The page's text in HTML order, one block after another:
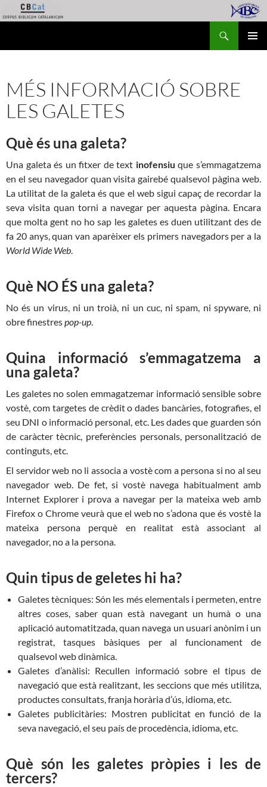
al
MÉS INFORMACIÓ SOBRE
LES GALETES
Què és una galeta?
Una galeta és un fitxer de text inofensiu que s’emmagatzema
en el seu navegador quan visita gairebé qualsevol pàgina web.
La utilitat de la galeta és que el web sigui capaç de recordar la
seva visita quan torni a navegar per aquesta pàgina. Encara
que molta gent no ho sap les galetes es duen utilitzant des de
fa 20 anys, quan van aparèixer els primers navegadors per a la
World Wide Web
Què NO ÉS una galeta?
No és un virus, ni un troià, ni un cuc, ni spam, ni spyware, ni
obre finestrespop-up
Quina informació s’emmagatzema a
una galeta?
Les galetes no solen emmagatzemar informació sensible sobre
vostè, com targetes de crèdit o dades bancàries, fotografies, el
seu DNI o informació personal, etc. Les dades que guarden són
de caràcter tècnic, preferències personals, personalització de
continguts, etc.
El servidor web no li associa a vostè com a persona si no al seu
navegador web. De fet, si vostè navega habitualment amb
Internet Explorer i prova a navegar per la mateixa web amb
Firefox o Chrome veurà que el web no s’adona que és vostè la
mateixa persona perquè en realitat està associant al
navegador, no a la persona.
Quin tipus de geletes hi ha?
Galetes tècniques: Són les més elementals i permeten, entre
altres coses, saber quan està navegant un humà o una
aplicació automatitzada, quan navega un usuari anònim i un
registrat, tasques bàsiques per al funcionament de
qualsevol web dinàmica.
Galetes d’anàlisi: Recullen informació sobre el tipus de
navegació que està realitzant, les seccions que més utilitza,
productes consultats, franja horària d’ús, idioma, etc.
Galetes publicitàries: Mostren publicitat en funció de la
seva navegació, el seu país de procedència, idioma, etc.
Què són les galetes pròpies i les de
tercers?